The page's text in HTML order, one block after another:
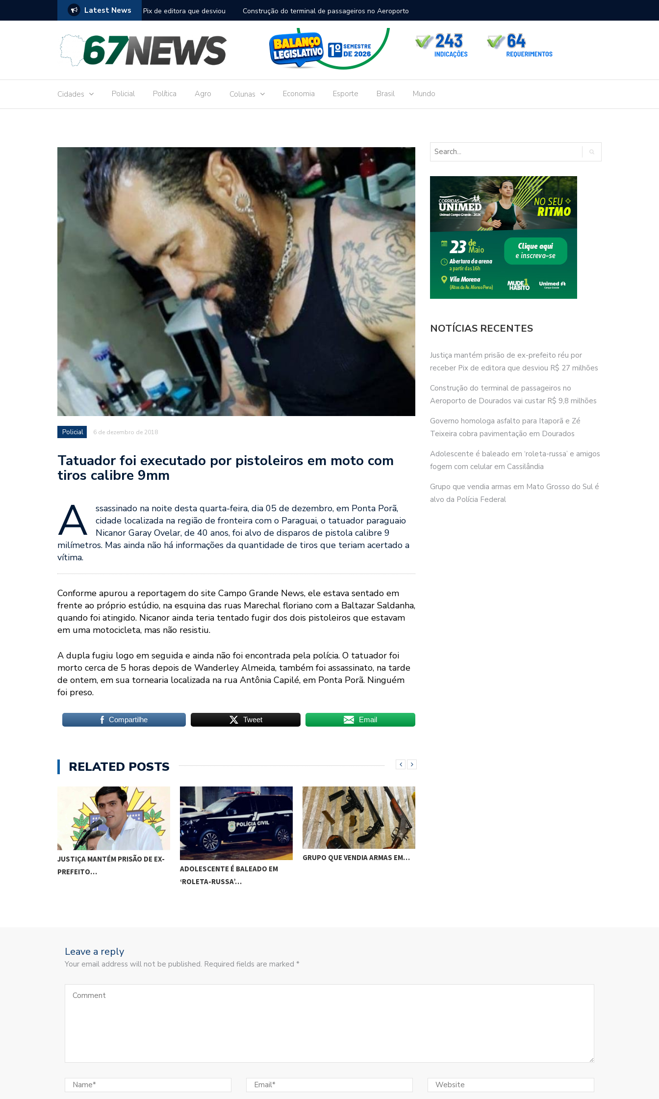
Latest News
réu por receber Pix de editora que desviou
Construção do terminal de passageiros no Aeroporto de Dourados vai custar R$
9,8 milhões
Dourados
Cidades Policial Política Agro Colunas Economia Esporte Brasil Mundo
Policial 6 de dezembro de 2018
Tatuador foi executado por pistoleiros em moto com
tiros calibre 9mm
A
ssassinado na noite desta quarta-feira, dia 05 de dezembro, em Ponta Porã,
cidade localizada na região de fronteira com o Paraguai, o tatuador paraguaio
Nicanor Garay Ovelar, de 40 anos, foi alvo de disparos de pistola calibre 9
milímetros. Mas ainda não há informações da quantidade de tiros que teriam acertado a
vítima.
Conforme apurou a reportagem do site Campo Grande News, ele estava sentado em
frente ao próprio estúdio, na esquina das ruas Marechal floriano com a Baltazar Saldanha,
quando foi atingido. Nicanor ainda teria tentado fugir dos dois pistoleiros que estavam
em uma motocicleta, mas não resistiu.
A dupla fugiu logo em seguida e ainda não foi encontrada pela polícia. O tatuador foi
morto cerca de 5 horas depois de Wanderley Almeida, também foi assassinato, na tarde
de ontem, em sua tornearia localizada na rua Antônia Capilé, em Ponta Porã. Ninguém
foi preso.
Compartilhe Tweet Email
RELATED POSTS
JUSTIÇA MANTÉM PRISÃO DE EX-
PREFEITO…
ADOLESCENTE É BALEADO EM
‘ROLETA-RUSSA’…
GRUPO QUE VENDIA ARMAS EM…
NOTÍCIAS RECENTES
Justiça mantém prisão de ex-prefeito réu por
receber Pix de editora que desviou R$ 27 milhões
Construção do terminal de passageiros no
Aeroporto de Dourados vai custar R$ 9,8 milhões
Governo homologa asfalto para Itaporã e Zé
Teixeira cobra pavimentação em Dourados
Adolescente é baleado em ‘roleta-russa’ e amigos
fogem com celular em Cassilândia
Grupo que vendia armas em Mato Grosso do Sul é
alvo da Polícia Federal
Leave a reply
Your email address will not be published. Required fields are marked *